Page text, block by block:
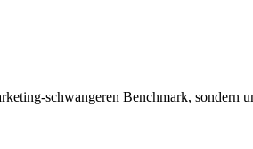
schwangeren Benchmark, sondern